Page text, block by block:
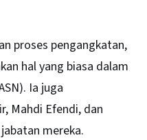
proses pengangkatan,
hal yang biasa dalam
Ia juga
Mahdi Efendi, dan
mereka.